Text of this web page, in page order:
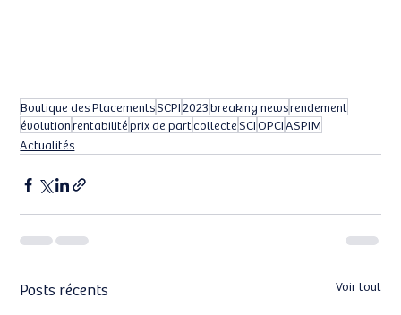
Boutique des PlacementsSCPI2023breaking newsrendement
évolutionrentabilitéprix de partcollecteSCIOPCIASPIM
Actualités
Posts récents Voir tout